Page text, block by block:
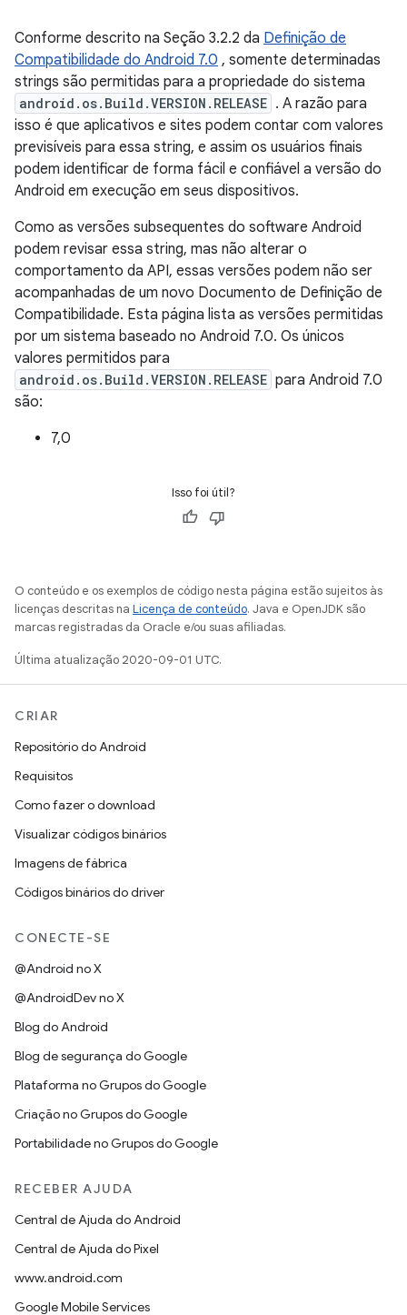
Conforme descrito na Seção 3.2.2 da Definição de
Compatibilidade do Android 7.0 , somente determinadas
strings são permitidas para a propriedade do sistema
android.os.Build.VERSION.RELEASE . A razão para
isso é que aplicativos e sites podem contar com valores
previsíveis para essa string, e assim os usuários finais
podem identificar de forma fácil e confiável a versão do
Android em execução em seus dispositivos.
Como as versões subsequentes do software Android
podem revisar essa string, mas não alterar o
comportamento da API, essas versões podem não ser
acompanhadas de um novo Documento de Definição de
Compatibilidade. Esta página lista as versões permitidas
por um sistema baseado no Android 7.0. Os únicos
valores permitidos para
android.os.Build.VERSION.RELEASE para Android 7.0
são:
7,0
Isso foi útil?
O conteúdo e os exemplos de código nesta página estão sujeitos às
licenças descritas na Licença de conteúdo. Java e OpenJDK são
marcas registradas da Oracle e/ou suas afiliadas.
Última atualização 2020-09-01 UTC.
CRIAR
Repositório do Android
Requisitos
Como fazer o download
Visualizar códigos binários
Imagens de fábrica
Códigos binários do driver
CONECTE-SE
@Android no X
@AndroidDev no X
Blog do Android
Blog de segurança do Google
Plataforma no Grupos do Google
Criação no Grupos do Google
Portabilidade no Grupos do Google
RECEBER AJUDA
Central de Ajuda do Android
Central de Ajuda do Pixel
www.android.com
Google Mobile Services